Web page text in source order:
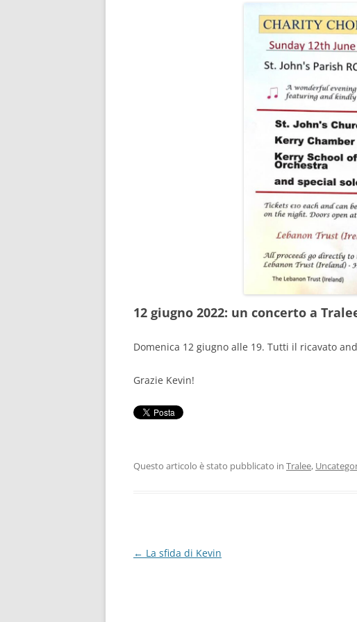
RISULTATI DEL 2023
RISULTATI DEL 2022
RISULTATI DEL 2021
RISULTATI DEL 2020
RISULTATI DEL 2019
RISULTATI DEL 2018
RISULTATI DEL 2017
RISULTATI DEL 2016
RISULTATI DEL 2015
RISULTATI DEL 2014
RISULTATI DEL 2012
12 giugno 2022: un concerto a
Domenica 12 giugno alle 19. Tutti il ricavato
Grazie Kevin!
Questo articolo è stato pubblicato in Tralee,
Navigazione
← La sfida di Kevin